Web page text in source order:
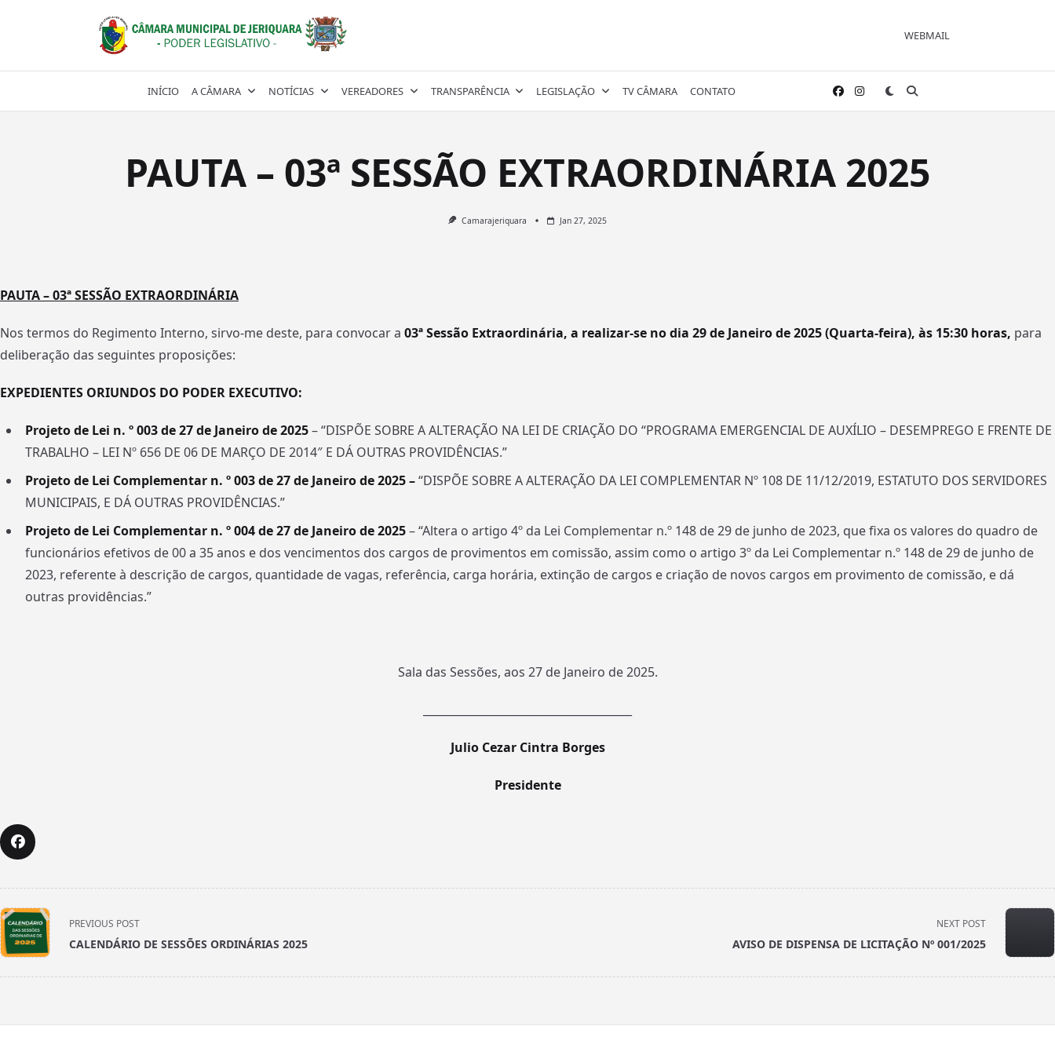
WEBMAIL
INÍCIO A CÂMARA NOTÍCIAS VEREADORES TRANSPARÊNCIA LEGISLAÇÃO TV CÂMARA CONTATO
PAUTA – 03ª SESSÃO EXTRAORDINÁRIA 2025
Camarajeriquara Jan 27, 2025
PAUTA – 03ª SESSÃO EXTRAORDINÁRIA
Nos termos do Regimento Interno, sirvo-me deste, para convocar a 03ª Sessão Extraordinária, a realizar-se no dia 29 de Janeiro de 2025 (Quarta-feira), às 15:30 horas, para
deliberação das seguintes proposições:
EXPEDIENTES ORIUNDOS DO PODER EXECUTIVO:
Projeto de Lei n. º 003 de 27 de Janeiro de 2025– “DISPÕE SOBRE A ALTERAÇÃO NA LEI DE CRIAÇÃO DO “PROGRAMA EMERGENCIAL DE AUXÍLIO – DESEMPREGO E FRENTE DE
TRABALHO – LEI Nº 656 DE 06 DE MARÇO DE 2014″ E DÁ OUTRAS PROVIDÊNCIAS.”
Projeto de Lei Complementar n. º 003 de 27 de Janeiro de 2025 –“DISPÕE SOBRE A ALTERAÇÃO DA LEI COMPLEMENTAR Nº 108 DE 11/12/2019, ESTATUTO DOS SERVIDORES
MUNICIPAIS, E DÁ OUTRAS PROVIDÊNCIAS.”
Projeto de Lei Complementar n. º 004 de 27 de Janeiro de 2025– “Altera o artigo 4º da Lei Complementar n.º 148 de 29 de junho de 2023, que fixa os valores do quadro de
funcionários efetivos de 00 a 35 anos e dos vencimentos dos cargos de provimentos em comissão, assim como o artigo 3º da Lei Complementar n.º 148 de 29 de junho de
2023, referente à descrição de cargos, quantidade de vagas, referência, carga horária, extinção de cargos e criação de novos cargos em provimento de comissão, e dá
outras providências.”
Sala das Sessões, aos 27 de Janeiro de 2025.
Julio Cezar Cintra Borges
Presidente
<span
class="nav-
subtitle
screen-
PREVIOUS POST
CALENDÁRIO DE SESSÕES ORDINÁRIAS 2025
NEXT POST
AVISO DE DISPENSA DE LICITAÇÃO Nº 001/2025